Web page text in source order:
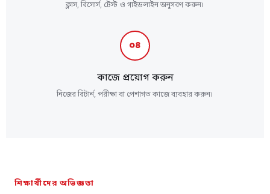
ক্লাস, রিসোর্স, টেস্ট ও গাইডলাইন অনুসরণ করুন।
০৪
কাজে প্রয়োগ করুন
নিজের রিটার্ন, পরীক্ষা বা পেশাগত কাজে ব্যবহার করুন।
শিক্ষার্থীদের অভিজ্ঞতা